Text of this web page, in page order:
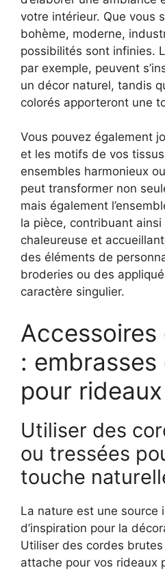
votre intérieur. Que vous
bohème, moderne,
possibilités sont infinies.
par exemple, peuvent
un décor naturel, tandis
colorés apporteront une
Vous pouvez également
et les motifs de vos
ensembles harmonieux
peut transformer non
mais également
la pièce, contribuant
chaleureuse et
des éléments de
broderies ou des
caractère singulier.
:
pour
Utiliser des
ou tressées
touche
La nature est une source
d’inspiration pour la
Utiliser des cordes
attache pour vos rideaux